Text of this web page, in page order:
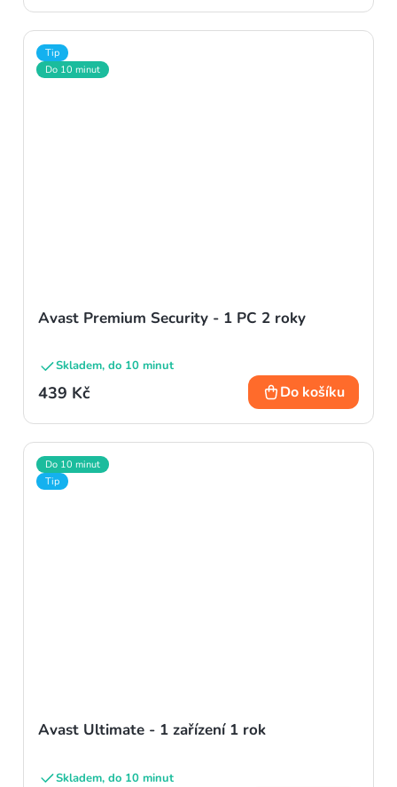
Tip
Do 10 minut
Avast Premium Security - 1 PC 2 roky
Skladem, do 10 minut
439 Kč Do košíku
Do 10 minut
Tip
Avast Ultimate - 1 zařízení 1 rok
Skladem, do 10 minut